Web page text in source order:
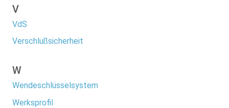
V
VdS
Verschlußsicherheit
W
Wendeschlüsselsystem
Werksprofil